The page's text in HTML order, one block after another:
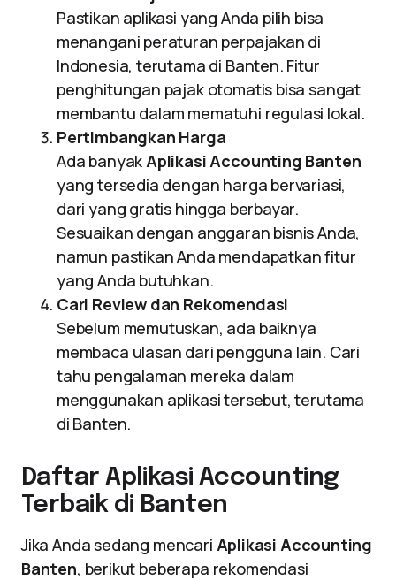
Pastikan aplikasi yang Anda pilih bisa
menangani peraturan perpajakan di
Indonesia, terutama di Banten. Fitur
penghitungan pajak otomatis bisa sangat
membantu dalam mematuhi regulasi lokal.
Pertimbangkan Harga
Ada banyakAplikasi Accounting Banten
yang tersedia dengan harga bervariasi,
dari yang gratis hingga berbayar.
Sesuaikan dengan anggaran bisnis Anda,
namun pastikan Anda mendapatkan fitur
yang Anda butuhkan.
Cari Review dan Rekomendasi
Sebelum memutuskan, ada baiknya
membaca ulasan dari pengguna lain. Cari
tahu pengalaman mereka dalam
menggunakan aplikasi tersebut, terutama
di Banten.
Daftar Aplikasi Accounting
Terbaik di Banten
Jika Anda sedang mencari Aplikasi Accounting
Banten, berikut beberapa rekomendasi